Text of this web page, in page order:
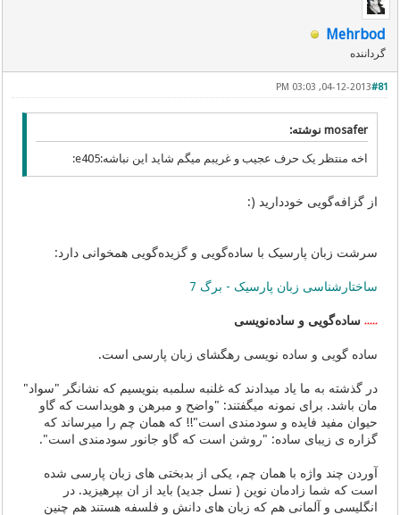
Mehrbod
گرداننده
#81
04-12-2013, 03:03 PM
mosafer نوشته:
اخه منتظر یک حرف عجیب و غریبم میگم شاید این نباشه:e405:
از گزافه‌گویی خوددارید (:
سرشت زبان پارسیک با ساده‌گویی و گزیده‌گویی همخوانی دارد:
ساختارشناسی زبان پارسیک - برگ 7
٭٭٭٭٭ ساده‌گویی و ساده‌نویسی
ساده گویی و ساده نویسی رهگشای زبان پارسی است.
در گذشته به ما یاد میدادند كه غلنبه سلمبه بنویسیم كه نشانگر "سواد"
مان باشد. برای نمونه میگفتند: "واضح و مبرهن و هویداست كه گاو
حیوان مفید فایده و سودمندی است"!! كه همان چم را میرساند كه
گزاره ی زیبای ساده: "روشن است كه گاو جانور سودمندی است".
آوردن چند واژه با همان چم، یكی از بدبختی های زبان پارسی شده
است كه شما زادمان نوین ( نسل جدید) باید از ان بپرهیزید. در
انگلیسی و آلمانی هم كه زبان های دانش و فلسفه هستند هم چنین